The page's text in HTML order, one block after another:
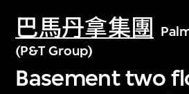
巴馬丹拿集團
(P&T Group)
Basement two
文化藏品。